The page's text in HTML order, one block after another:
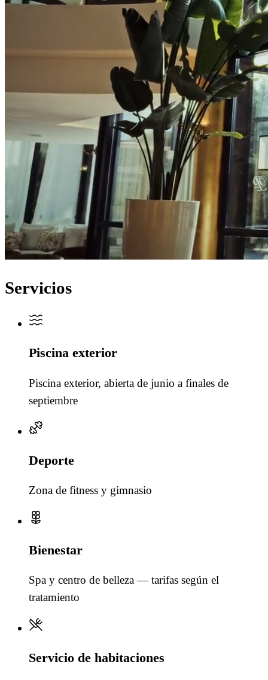
Servicios
Piscina exterior
Piscina exterior, abierta de junio a finales de
septiembre
Deporte
Zona de fitness y gimnasio
Bienestar
Spa y centro de belleza — tarifas según el
tratamiento
Servicio de habitaciones